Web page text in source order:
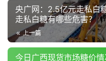
产
销
储
运
央广网：2.5亿元走私白
走私白糖有哪些危害？
上一篇
今日广西现货市场糖价